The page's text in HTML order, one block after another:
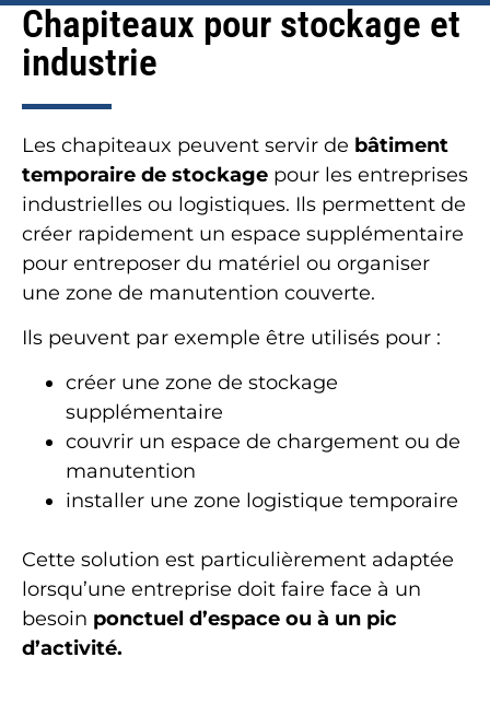
Chapiteaux pour stockage et
industrie
Les chapiteaux peuvent servir de bâtiment
temporaire de stockage pour les entreprises
industrielles ou logistiques. Ils permettent de
créer rapidement un espace supplémentaire
pour entreposer du matériel ou organiser
une zone de manutention couverte.
Ils peuvent par exemple être utilisés pour :
créer une zone de stockage
supplémentaire
couvrir un espace de chargement ou de
manutention
installer une zone logistique temporaire
Cette solution est particulièrement adaptée
lorsqu’une entreprise doit faire face à un
besoin ponctuel d’espace ou à un pic
d’activité.